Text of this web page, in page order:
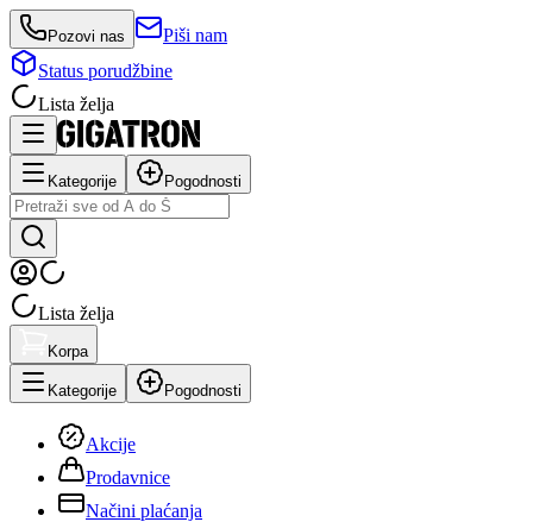
Pozovi nas
Piši nam
Status porudžbine
Lista želja
Kategorije Pogodnosti
Lista želja
Korpa
Kategorije Pogodnosti
Akcije
Prodavnice
Načini plaćanja